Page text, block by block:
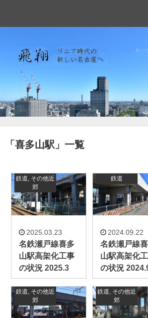
「 喜多山駅 」 一覧
名鉄瀬戸線喜多
山駅高架化工事
の状況 2025.3
2025.03.23
鉄道 その他近
郊
名鉄瀬戸線
山駅高架化
の状況
2024.09.22
鉄道
鉄道 その他近
郊
鉄道 その他近
郊